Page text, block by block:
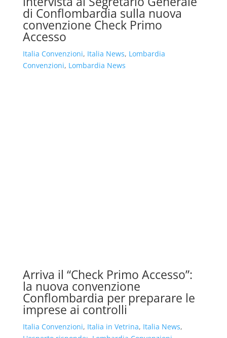
di Conflombardia sulla nuova
convenzione Check Primo
Accesso
Italia Convenzioni, Italia News, Lombardia
Convenzioni, Lombardia News
Arriva il “Check Primo Accesso”:
la nuova convenzione
Conflombardia per preparare le
imprese ai controlli
Italia Convenzioni, Italia in Vetrina, Italia News,